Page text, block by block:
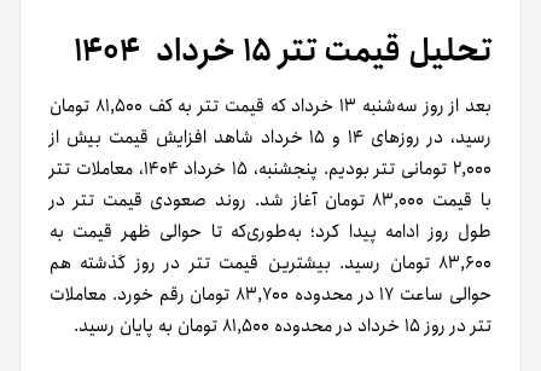
تحلیل قیمت تتر ۱۵ خرداد ۱۴۰۴
بعد از روز سه‌شنبه ۱۳ خرداد که قیمت تتر به کف ۸۱,۵۰۰ تومان
رسید، در روزهای ۱۴ و ۱۵ خرداد شاهد افزایش قیمت بیش از
۲,۰۰۰ تومانی تتر بودیم. پنجشنبه، ۱۵ خرداد ۱۴۰۴، معاملات تتر
با قیمت ۸۳,۰۰۰ تومان آغاز شد. روند صعودی قیمت تتر در
طول روز ادامه پیدا کرد؛ به‌طوری‌که تا حوالی ظهر قیمت به
۸۳,۶۰۰ تومان رسید. بیشترین قیمت تتر در روز گذشته هم
حوالی ساعت ۱۷ در محدوده ۸۳,۷۰۰ تومان رقم خورد. معاملات
تتر در روز ۱۵ خرداد در محدوده ۸۱,۵۰۰ تومان به پایان رسید.